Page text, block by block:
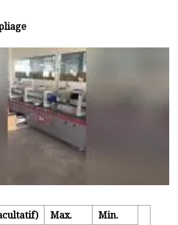
Max. Min.